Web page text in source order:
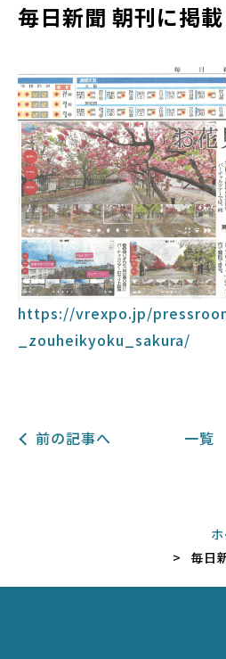
毎日新聞 朝刊に掲
https://vrexpo.jp/
_zouheikyoku_sakura/
前の記事へ 一覧
毎日